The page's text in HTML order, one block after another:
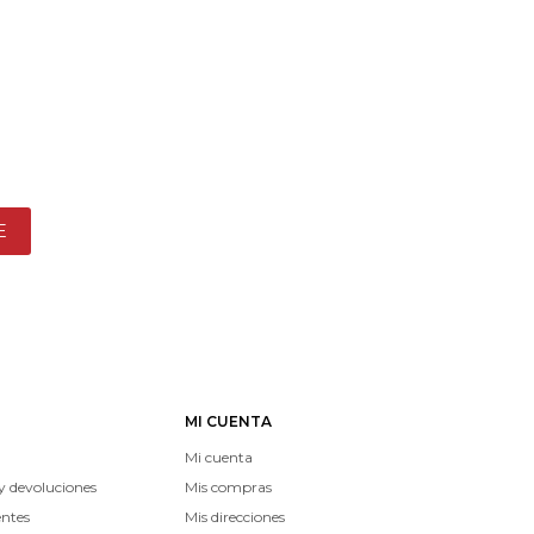
devoluciones
MI CUENTA
Mi cuenta
Mis compras
Mis direcciones